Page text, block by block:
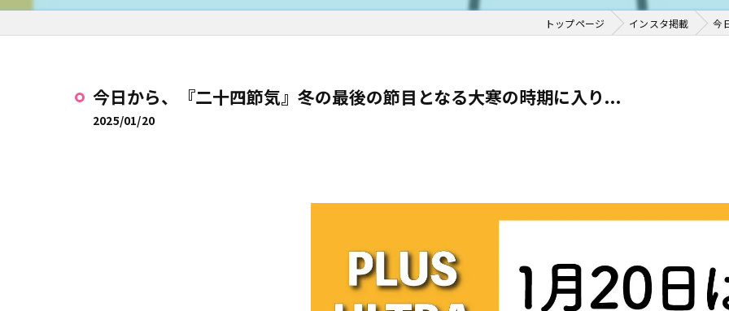
トップページ インスタ掲載 今
今日から、『二十四節気』冬の最後の節目となる大寒の時期に入り...
2025/01/20